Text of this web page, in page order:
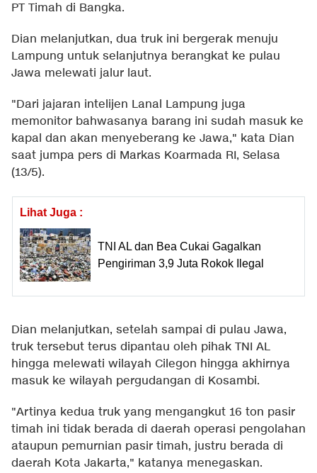
PT Timah di Bangka.
Dian melanjutkan, dua truk ini bergerak menuju
Lampung untuk selanjutnya berangkat ke pulau
Jawa melewati jalur laut.
"Dari jajaran intelijen Lanal Lampung juga
memonitor bahwasanya barang ini sudah masuk ke
kapal dan akan menyeberang ke Jawa," kata Dian
saat jumpa pers di Markas Koarmada RI, Selasa
(13/5).
Lihat Juga :
TNI AL dan Bea Cukai Gagalkan
Pengiriman 3,9 Juta Rokok Ilegal
Dian melanjutkan, setelah sampai di pulau Jawa,
truk tersebut terus dipantau oleh pihak TNI AL
hingga melewati wilayah Cilegon hingga akhirnya
masuk ke wilayah pergudangan di Kosambi.
"Artinya kedua truk yang mengangkut 16 ton pasir
timah ini tidak berada di daerah operasi pengolahan
ataupun pemurnian pasir timah, justru berada di
daerah Kota Jakarta," katanya menegaskan.